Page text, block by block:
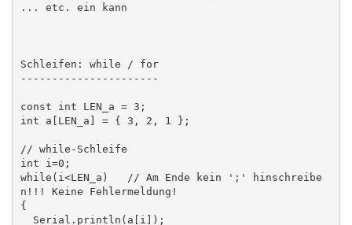
... etc. ein kann
Schleifen: while / for
----------------------
const int LEN_a = 3;
int a[LEN_a] = { 3, 2, 1 };
// while-Schleife
int i=0;
while(i<LEN_a)   // Am Ende kein ';' hinschreibe
n!!! Keine Fehlermeldung!
{